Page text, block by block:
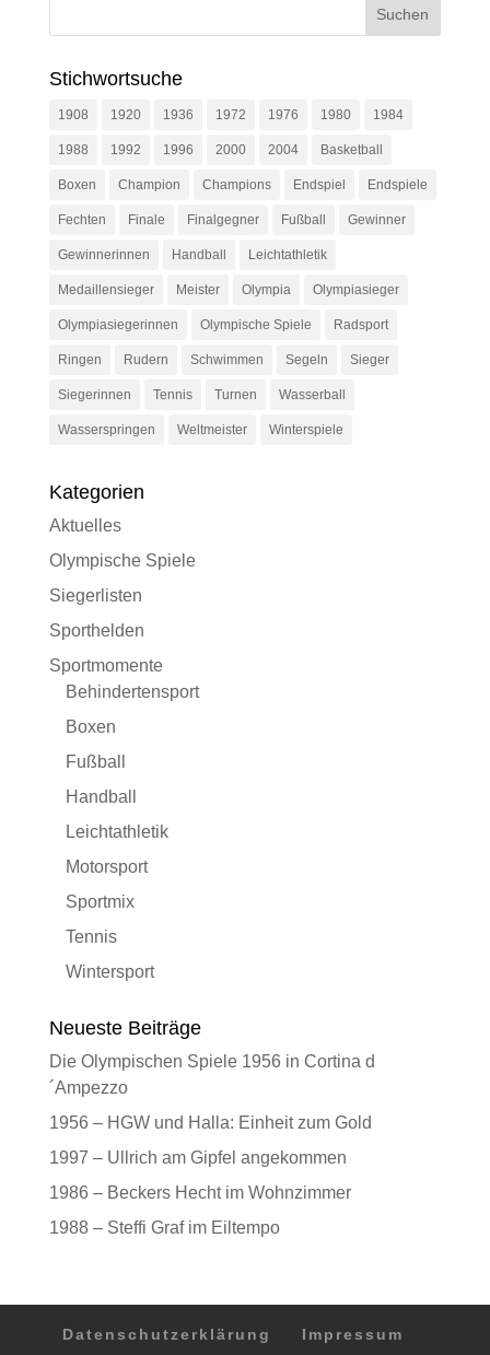
Stichwortsuche
1908 1920 1936 1972 1976 1980 1984
1988 1992 1996 2000 2004 Basketball
Boxen Champion Champions Endspiel Endspiele
Fechten Finale Finalgegner Fußball Gewinner
Gewinnerinnen Handball Leichtathletik
Medaillensieger Meister Olympia Olympiasieger
Olympiasiegerinnen Olympische Spiele Radsport
Ringen Rudern Schwimmen Segeln Sieger
Siegerinnen Tennis Turnen Wasserball
Wasserspringen Weltmeister Winterspiele
Kategorien
Aktuelles
Olympische Spiele
Siegerlisten
Sporthelden
Sportmomente
Behindertensport
Boxen
Fußball
Handball
Leichtathletik
Motorsport
Sportmix
Tennis
Wintersport
Neueste Beiträge
Die Olympischen Spiele 1956 in Cortina d
´Ampezzo
1956 – HGW und Halla: Einheit zum Gold
1997 – Ullrich am Gipfel angekommen
1986 – Beckers Hecht im Wohnzimmer
1988 – Steffi Graf im Eiltempo
Datenschutzerklärung Impressum